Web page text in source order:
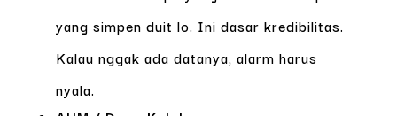
yang simpen duit lo. Ini dasar kredibilitas.
Kalau nggak ada datanya, alarm harus
nyala.